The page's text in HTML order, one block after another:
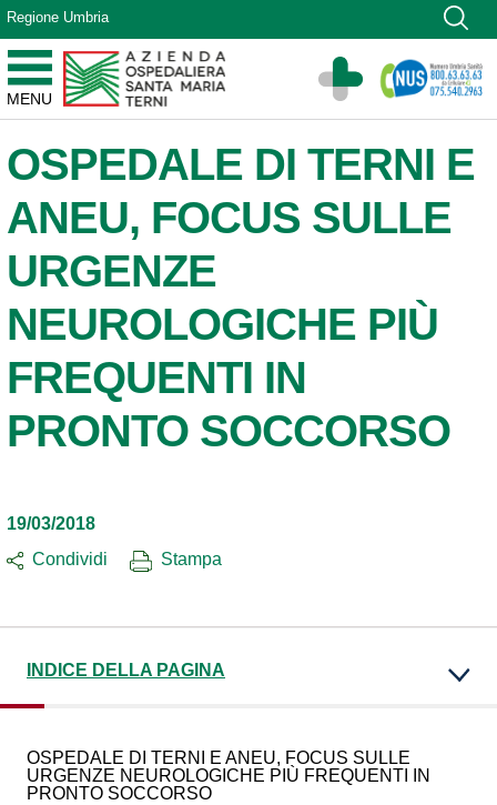
Vai ai contenuti
Vai al menu di navigazione
Vai al footer
Regione Umbria
MENU
Azienda Ospedaliera Santa Maria di Terni
Sito Istituzionale
OSPEDALE DI TERNI E
ANEU, FOCUS SULLE
URGENZE
NEUROLOGICHE PIÙ
FREQUENTI IN
PRONTO SOCCORSO
19/03/2018
Condividi
Stampa
INDICE DELLA PAGINA
OSPEDALE DI TERNI E ANEU, FOCUS SULLE
URGENZE NEUROLOGICHE PIÙ FREQUENTI IN
PRONTO SOCCORSO